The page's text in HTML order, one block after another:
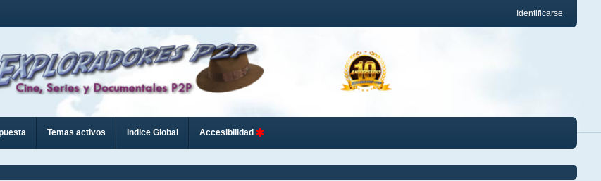
Identificarse
Temas activos Indice Global Accesibilidad